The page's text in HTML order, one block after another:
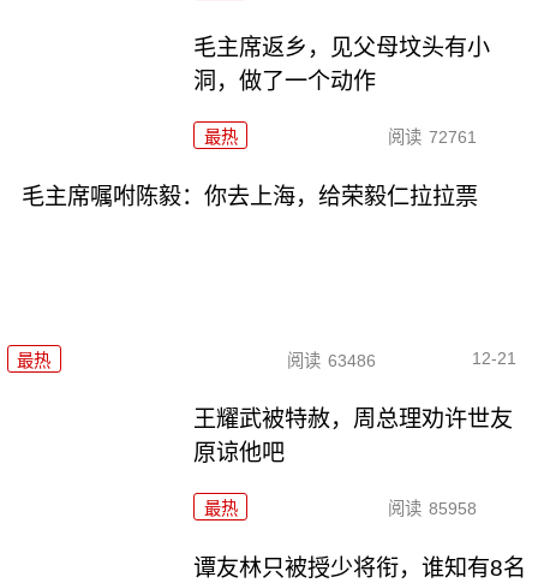
毛主席返乡，见父母坟头有小
洞，做了一个动作
最热 阅读 72761
毛主席嘱咐陈毅：你去上海，给荣毅仁拉拉票
最热 阅读 63486 12-21
王耀武被特赦，周总理劝许世友
原谅他吧
最热 阅读 85958
谭友林只被授少将衔，谁知有8名